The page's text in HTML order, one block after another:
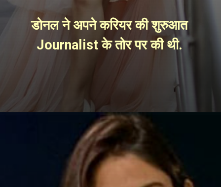
डोनल ने अपने करियर की शुरुआत
Journalist के तोर पर की थी.